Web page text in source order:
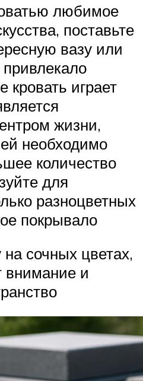
любимое
поставьте
вазу или
привлекало
кровать играет
жизни,
необходимо
количество
для
разноцветных
покрывало
сочных цветах,
внимание и